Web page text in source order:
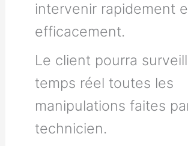
intervenir rapidement
efficacement.
Le client pourra
temps réel toutes les
manipulations faites
technicien.